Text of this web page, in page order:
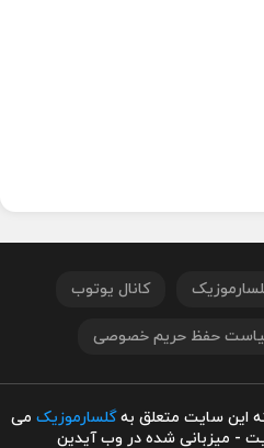
کانال یوتوب
حفظ حریم خصوصی
این سایت متعلق بهگلسارموزیک می
- میزبانی شده در وب آیدین